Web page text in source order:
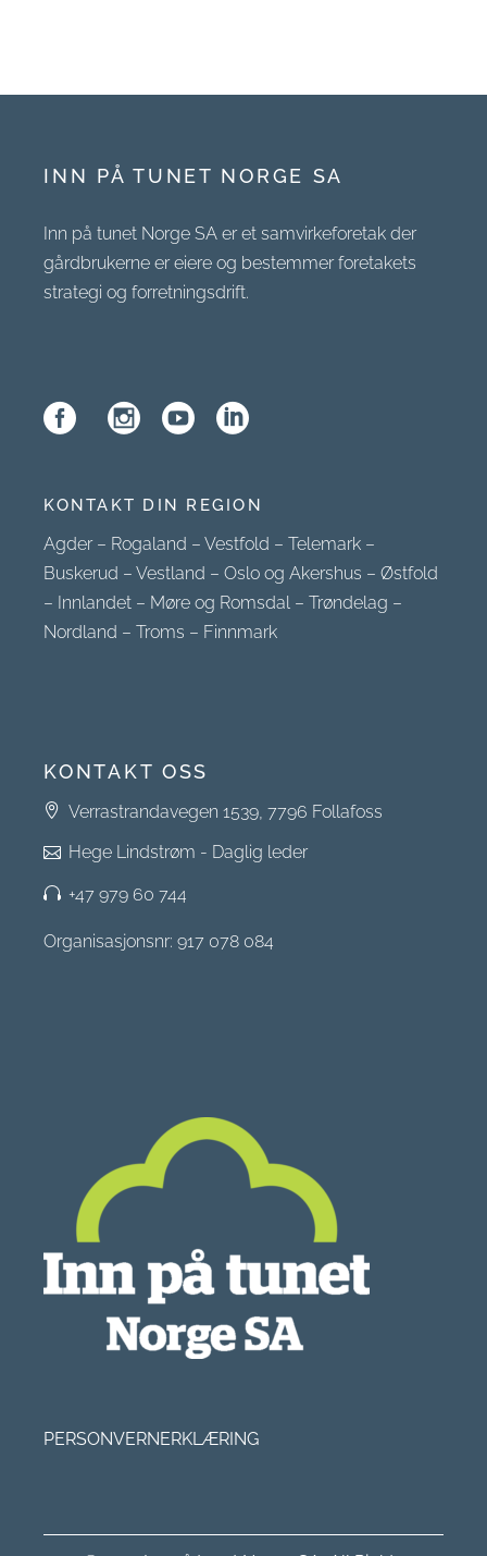
INN PÅ TUNET NORGE SA
Inn på tunet Norge SA er et samvirkeforetak der
gårdbrukerne er eiere og bestemmer foretakets
strategi og forretningsdrift.
KONTAKT DIN REGION
Agder– Rogaland –Vestfold –Telemark –
Buskerud –Vestland –Oslo og Akershus –Østfold
– Innlandet – Møre og Romsdal –Trøndelag –
Nordland –Troms – Finnmark
KONTAKT OSS
Verrastrandavegen 1539, 7796 Follafoss
Hege Lindstrøm - Daglig leder
+47 979 60 744
Organisasjonsnr: 917 078 084
PERSONVERNERKLÆRING